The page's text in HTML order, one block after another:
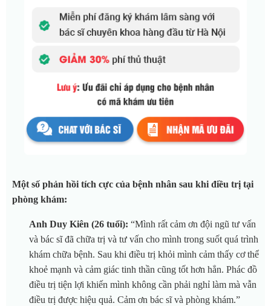
Một số phản hồi tích cực của bệnh nhân sau khi điều trị tại
phòng khám:
Anh Duy Kiên (26 tuổi): “Mình rất cảm ơn đội ngũ tư vấn
và bác sĩ đã chữa trị và tư vấn cho mình trong suốt quá trình
khám chữa bệnh. Sau khi điều trị khỏi mình cảm thấy cơ thể
khoẻ mạnh và cảm giác tinh thần cũng tốt hơn hẳn. Phác đồ
điều trị tiện lợi khiến mình không cần phải nghỉ làm mà vẫn
điều trị được hiệu quả. Cảm ơn bác sĩ và phòng khám.”